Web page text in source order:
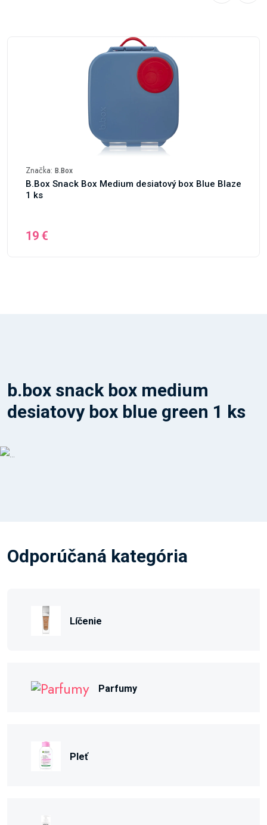
Značka: B.Box
B.Box Snack Box Medium desiatový box Blue Blaze
1 ks
19 €
b.box snack box medium
desiatovy box blue green 1 ks
Odporúčaná kategória
Líčenie
Parfumy
Pleť